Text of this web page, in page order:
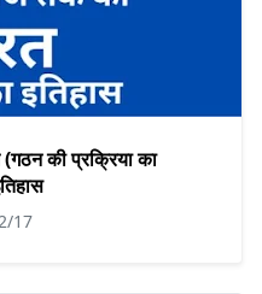
(गठन की प्रक्रिया का
17